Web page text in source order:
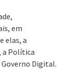
em
elas, a
a Política
Digital.